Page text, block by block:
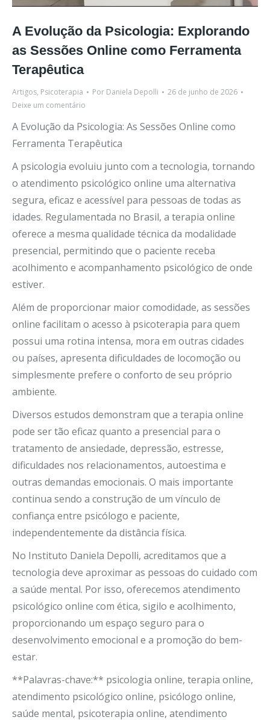
A Evolução da Psicologia: Explorando
as Sessões Online como Ferramenta
Terapêutica
Artigos, Psicoterapia Por Daniela Depolli
26 de junho de 2026
Deixe um comentário
A Evolução da Psicologia: As Sessões Online como
Ferramenta Terapêutica
A psicologia evoluiu junto com a tecnologia, tornando
o atendimento psicológico online uma alternativa
segura, eficaz e acessível para pessoas de todas as
idades. Regulamentada no Brasil, a terapia online
oferece a mesma qualidade técnica da modalidade
presencial, permitindo que o paciente receba
acolhimento e acompanhamento psicológico de onde
estiver.
Além de proporcionar maior comodidade, as sessões
online facilitam o acesso à psicoterapia para quem
possui uma rotina intensa, mora em outras cidades
ou países, apresenta dificuldades de locomoção ou
simplesmente prefere o conforto de seu próprio
ambiente.
Diversos estudos demonstram que a terapia online
pode ser tão eficaz quanto a presencial para o
tratamento de ansiedade, depressão, estresse,
dificuldades nos relacionamentos, autoestima e
outras demandas emocionais. O mais importante
continua sendo a construção de um vínculo de
confiança entre psicólogo e paciente,
independentemente da distância física.
No Instituto Daniela Depolli, acreditamos que a
tecnologia deve aproximar as pessoas do cuidado com
a saúde mental. Por isso, oferecemos atendimento
psicológico online com ética, sigilo e acolhimento,
proporcionando um espaço seguro para o
desenvolvimento emocional e a promoção do bem-
estar.
**Palavras-chave:** psicologia online, terapia online,
atendimento psicológico online, psicólogo online,
saúde mental, psicoterapia online, atendimento